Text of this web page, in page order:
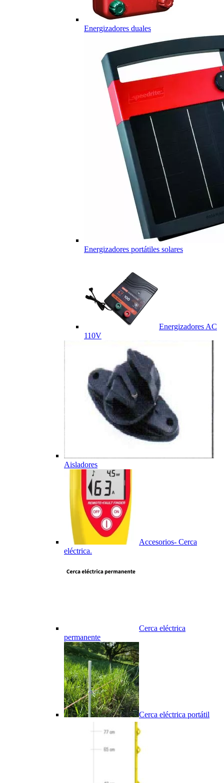
Energizadores duales
Energizadores portátiles solares
Energizadores AC
110V
Aisladores
Accesorios- Cerca
eléctrica.
Cerca eléctrica
permanente
Cerca eléctrica portátil